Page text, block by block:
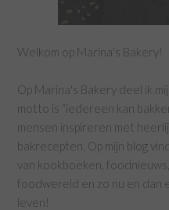
Welkom op Marina's Bakery!
Op Marina's Bakery deel ik
motto is “iedereen kan
mensen inspireren met
bakrecepten. Op mijn blog
van kookboeken,
foodwereld en zo nu en dan
leven!